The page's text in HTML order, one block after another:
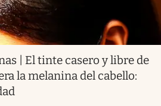
| El tinte casero y libre de
la melanina del cabello: